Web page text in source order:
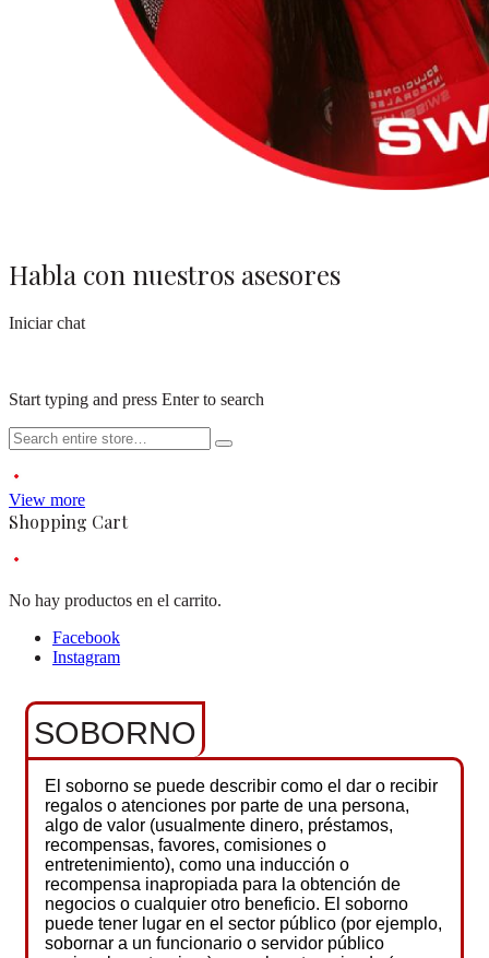
Habla con nuestros asesores
Iniciar chat
Start typing and press Enter to search
View more
Shopping Cart
No hay productos en el carrito.
Facebook
Instagram
SOBORNO
El soborno se puede describir como el dar o recibir
regalos o atenciones por parte de una persona,
algo de valor (usualmente dinero, préstamos,
recompensas, favores, comisiones o
entretenimiento), como una inducción o
recompensa inapropiada para la obtención de
negocios o cualquier otro beneficio. El soborno
puede tener lugar en el sector público (por ejemplo,
sobornar a un funcionario o servidor público